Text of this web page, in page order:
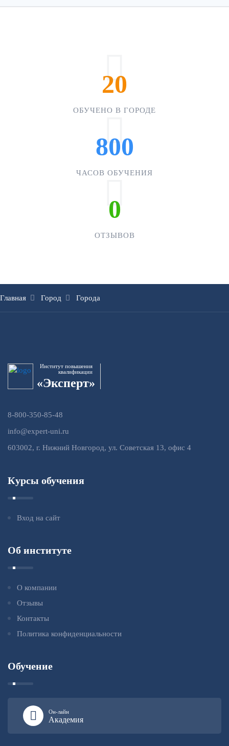
20
ОБУЧЕНО В ГОРОДЕ
800
ЧАСОВ ОБУЧЕНИЯ
0
ОТЗЫВОВ
Главная Город Города
Институт повышения
квалификации
«Эксперт»
8-800-350-85-48
info@expert-uni.ru
603002, г. Нижний Новгород, ул. Советская 13, офис 4
Курсы обучения
Вход на сайт
Об институте
О компании
Отзывы
Контакты
Политика конфиденциальности
Обучение
Он-лайн
Академия